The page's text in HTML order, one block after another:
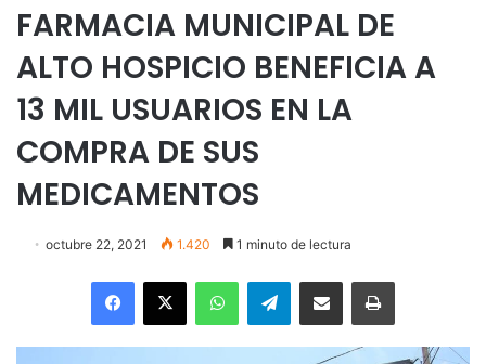
FARMACIA MUNICIPAL DE
ALTO HOSPICIO BENEFICIA A
13 MIL USUARIOS EN LA
COMPRA DE SUS
MEDICAMENTOS
octubre 22, 2021 1.420 1 minuto de lectura
Facebook
X WhatsAppTelegramEnviar vía email Imprimir